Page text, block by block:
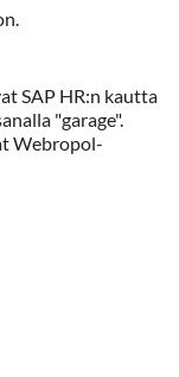
SAP HR:n kautta
"garage".
Webropol-